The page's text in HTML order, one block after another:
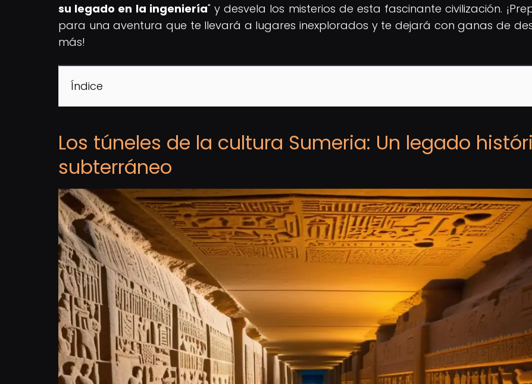
su legado en la ingeniería" y desvela los misterios de esta fascinante civilización.
para una aventura que te llevará a lugares inexplorados y te dejará con ganas de
más!
Índice
Los túneles de la cultura Sumeria: Un legado
subterráneo